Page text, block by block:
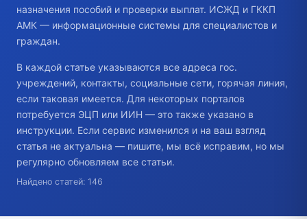
назначения пособий и проверки выплат. ИСЖД и ГККП
АМК — информационные системы для специалистов и
граждан.
В каждой статье указываются все адреса гос.
учреждений, контакты, социальные сети, горячая линия,
если таковая имеется. Для некоторых порталов
потребуется ЭЦП или ИИН — это также указано в
инструкции. Если сервис изменился и на ваш взгляд
статья не актуальна — пишите, мы всё исправим, но мы
регулярно обновляем все статьи.
Найдено статей: 146